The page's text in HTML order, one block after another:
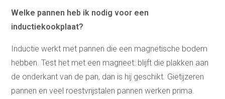
Welke pannen heb ik nodig voor een
inductiekookplaat?
Inductie werkt met pannen die een magnetische bodem
hebben. Test het met een magneet: blijft die plakken aan
de onderkant van de pan, dan is hij geschikt. Gietijzeren
pannen en veel roestvrijstalen pannen werken prima.